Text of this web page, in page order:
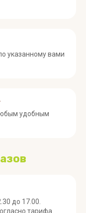
указанному вами
удобным
до 17.00.
тарифа.